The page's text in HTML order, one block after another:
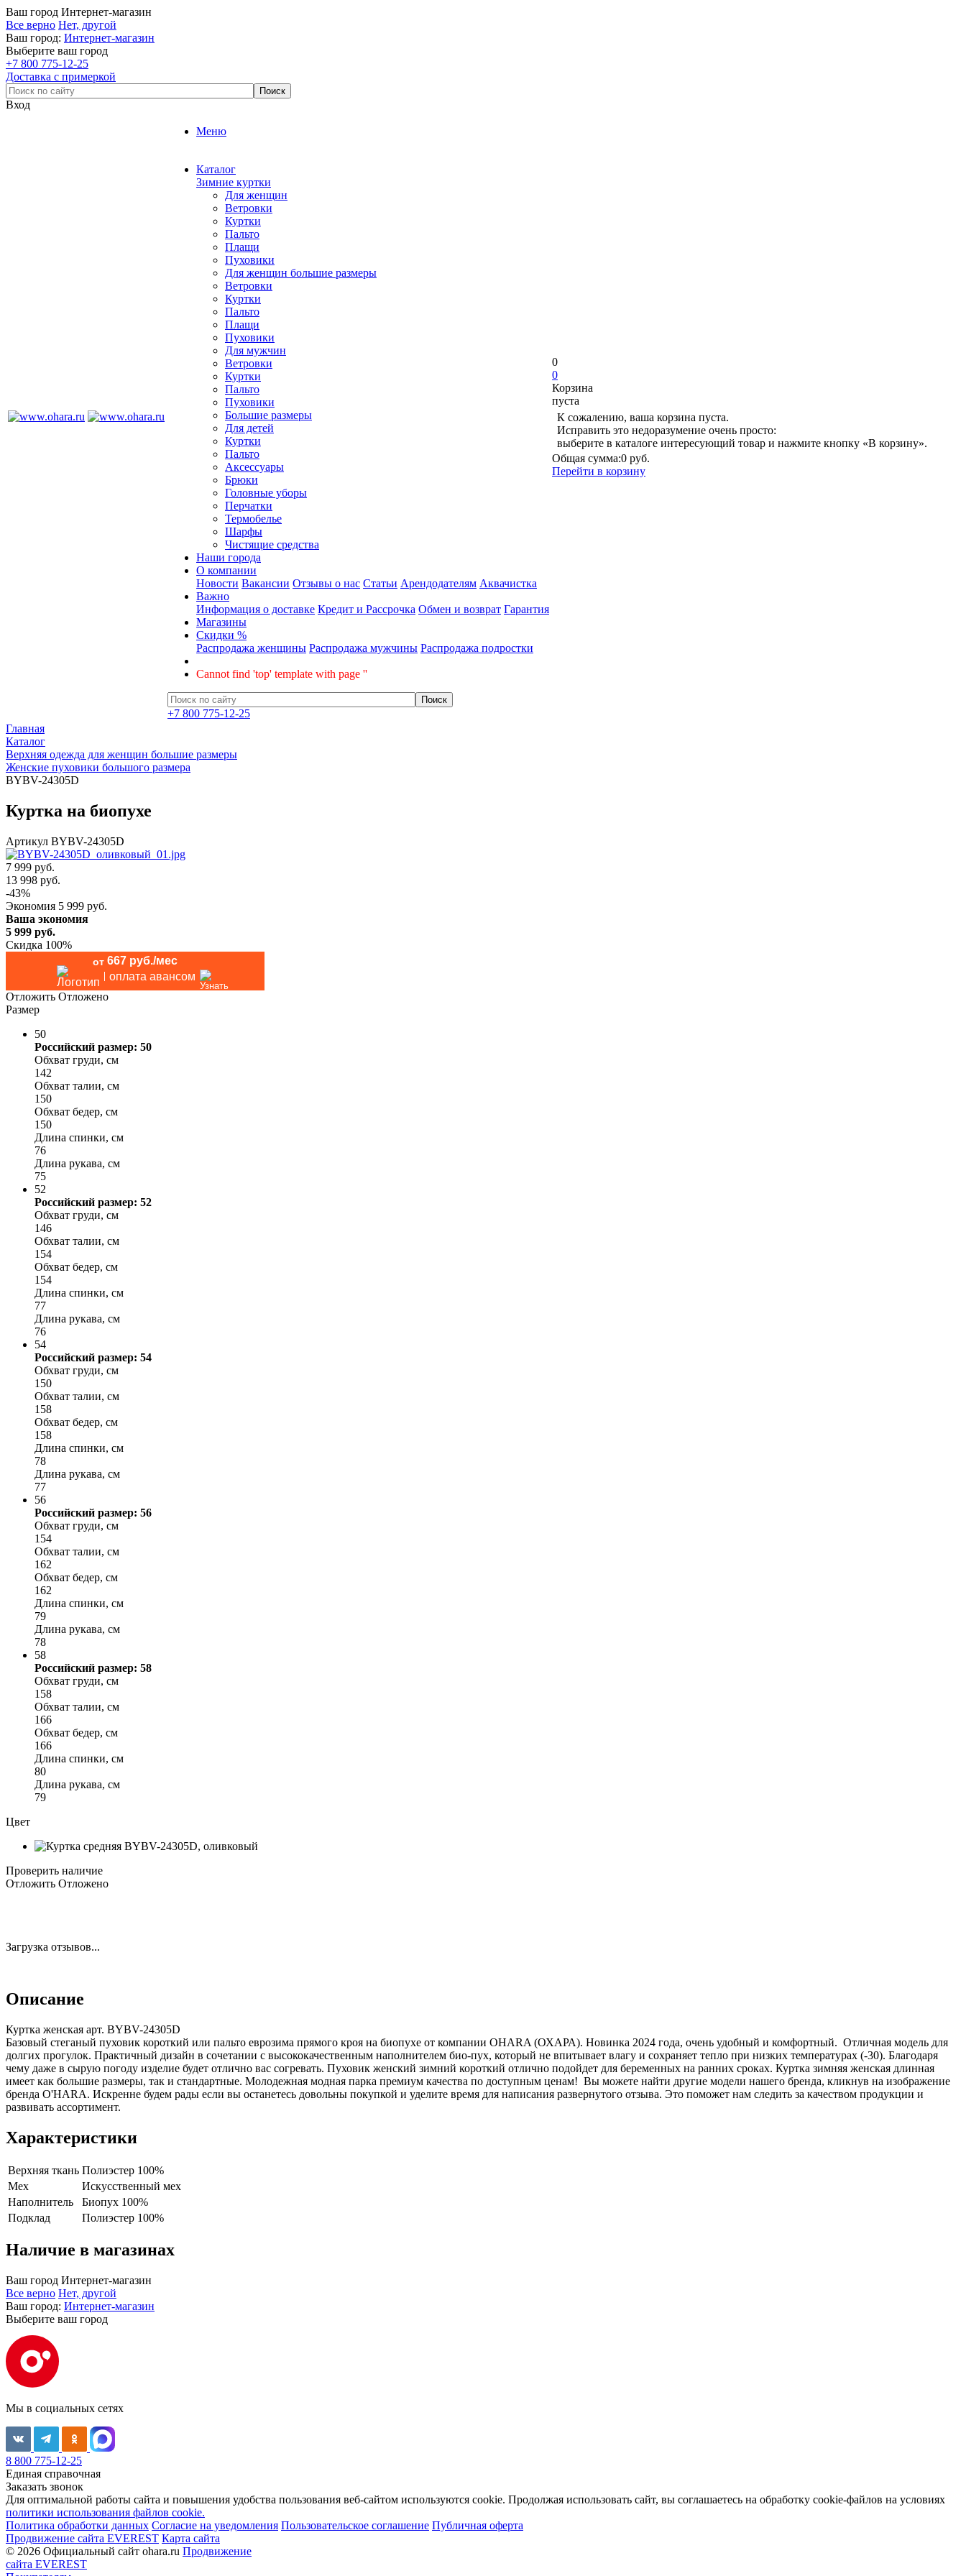
Ваш город Интернет-магазин
Все верно Нет, другой
Ваш город: Интернет-магазин
Выберите ваш город
+7 800 775-12-25
Доставка с примеркой
Вход
Меню
Каталог
Зимние куртки
Для женщин
Ветровки
Куртки
Пальто
Плащи
Пуховики
Для женщин большие размеры
Ветровки
Куртки
Пальто
Плащи
Пуховики
Для мужчин
Ветровки
Куртки
Пальто
Пуховики
Большие размеры
Для детей
Куртки
Пальто
Аксессуары
Брюки
Головные уборы
Перчатки
Термобелье
Шарфы
Чистящие средства
Наши города
О компании
Новости Вакансии Отзывы о нас Статьи Арендодателям Аквачистка
Важно
Информация о доставке Кредит и Рассрочка Обмен и возврат Гарантия
Магазины
Скидки %
Распродажа женщины Распродажа мужчины Распродажа подростки
Cannot find 'top' template with page ''
+7 800 775-12-25
0
0
Корзина
пуста
К сожалению, ваша корзина пуста.
Исправить это недоразумение очень просто:
выберите в каталоге интересующий товар и нажмите кнопку «В корзину».
Общая сумма:0 руб.
Перейти в корзину
Главная
Каталог
Верхняя одежда для женщин большие размеры
Женские пуховики большого размера
BYBV-24305D
Куртка на биопухе
Артикул BYBV-24305D
7 999 руб.
13 998 руб.
-43%
Экономия 5 999 руб.
Ваша экономия
5 999 руб.
Скидка 100%
от 667 руб./мес
оплата авансом
Отложить Отложено
Размер
50
Российский размер: 50
Обхват груди, см
142
Обхват талии, см
150
Обхват бедер, см
150
Длина спинки, см
76
Длина рукава, см
75
52
Российский размер: 52
Обхват груди, см
146
Обхват талии, см
154
Обхват бедер, см
154
Длина спинки, см
77
Длина рукава, см
76
54
Российский размер: 54
Обхват груди, см
150
Обхват талии, см
158
Обхват бедер, см
158
Длина спинки, см
78
Длина рукава, см
77
56
Российский размер: 56
Обхват груди, см
154
Обхват талии, см
162
Обхват бедер, см
162
Длина спинки, см
79
Длина рукава, см
78
58
Российский размер: 58
Обхват груди, см
158
Обхват талии, см
166
Обхват бедер, см
166
Длина спинки, см
80
Длина рукава, см
79
Цвет
Проверить наличие
Отложить Отложено
Загрузка отзывов...
Описание
Куртка женская арт. BYBV-24305D
Базовый стеганый пуховик короткий или пальто еврозима прямого кроя на биопухе от компании OHARA (ОХАРА). Новинка 2024 года, очень удобный и комфортный. Отличная модель для
долгих прогулок. Практичный дизайн в сочетании с высококачественным наполнителем био-пух, который не впитывает влагу и сохраняет тепло при низких температурах (-30). Благодаря
чему даже в сырую погоду изделие будет отлично вас согревать. Пуховик женский зимний короткий отлично подойдет для беременных на ранних сроках. Куртка зимняя женская длинная
имеет как большие размеры, так и стандартные. Молодежная модная парка премиум качества по доступным ценам! Вы можете найти другие модели нашего бренда, кликнув на изображение
бренда O'HARA. Искренне будем рады если вы останетесь довольны покупкой и уделите время для написания развернутого отзыва. Это поможет нам следить за качеством продукции и
развивать ассортимент.
Характеристики
Верхняя ткань Полиэстер 100%
Мех
Искусственный мех
Наполнитель
Биопух 100%
Подклад
Полиэстер 100%
Наличие в магазинах
Ваш город Интернет-магазин
Все верно Нет, другой
Ваш город: Интернет-магазин
Выберите ваш город
Мы в социальных сетях
8 800 775-12-25
Единая справочная
Заказать звонок
Для оптимальной работы сайта и повышения удобства пользования веб-сайтом используются cookie. Продолжая использовать сайт, вы соглашаетесь на обработку cookie-файлов на условиях
политики использования файлов cookie.
Политика обработки данных Согласие на уведомления Пользовательское соглашение Публичная оферта
Продвижение сайта EVEREST Карта сайта
© 2026 Официальный сайт ohara.ru Продвижение
сайта EVEREST